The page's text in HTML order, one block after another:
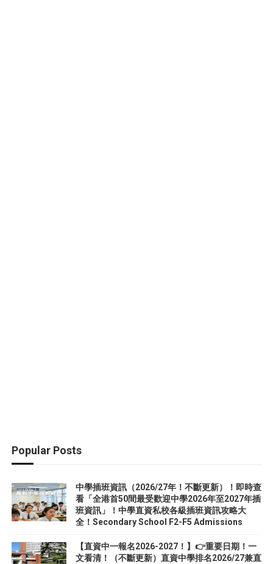
Popular Posts
中學插班資訊（2026/27年！不斷更新）！即時查
看「全港首50間最受歡迎中學2026年至2027年插
班資訊」！中學直資私校各級插班資訊攻略大
全！Secondary School F2-F5 Admissions
【直資中一報名2026-2027！】👉重要日期！一
文看清！（不斷更新）直資中學排名2026/27兼直